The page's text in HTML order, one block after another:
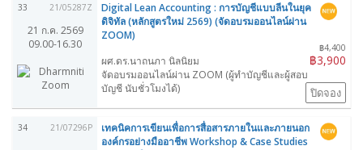
33 21/05287Z
21 ก.ค. 2569
09.00-16.30
Digital Lean Accounting : การบัญชีแบบลีนในยุค
ดิจิทัล (หลักสูตรใหม่ 2569) (จัดอบรมออนไลน์ผ่าน
ZOOM)
฿4,400
฿3,900
ผศ.ดร.นาถนภา นิลนิยม
จัดอบรมออนไลน์ผ่าน ZOOM (ผู้ทำบัญชีและผู้สอบ
บัญชี นับชั่วโมงได้)
ปิดจอง
34 21/07296P
เทคนิคการเขียนเพื่อการสื่อสารภายในและภายนอก
องค์กรอย่างมืออาชีพ Workshop & Case Studies